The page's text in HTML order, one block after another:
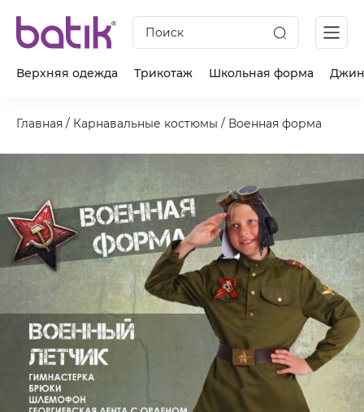
Поиск
Верхняя одежда Трикотаж Школьная форма
Главная / Карнавальные костюмы / Военная форма